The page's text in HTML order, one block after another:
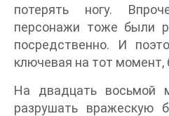
потерять ногу.
персонажи тоже были
посредственно. И
ключевая на тот момент,
На двадцать восьмой
разрушать вражескую